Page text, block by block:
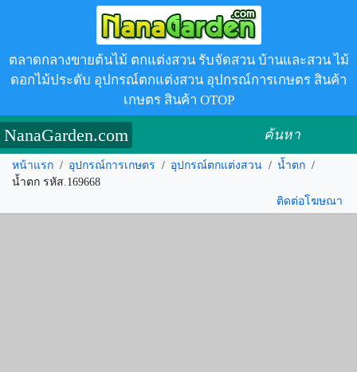
ตลาดกลางขายต้นไม้ ตกแต่งสวน รับจัดสวน บ้านและสวน ไม้
ดอกไม้ประดับ อุปกรณ์ตกแต่งสวน อุปกรณ์การเกษตร สินค้า
เกษตร สินค้า OTOP
NanaGarden.com ค้นหา
หน้าแรก / อุปกรณ์การเกษตร / อุปกรณ์ตกแต่งสวน / น้ำตก /
น้ำตก รหัส.169668
ติดต่อโฆษณา